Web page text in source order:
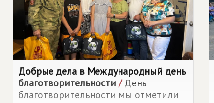
Добрые дела в Международный день
благотворительности /День
благотворительности мы отметили